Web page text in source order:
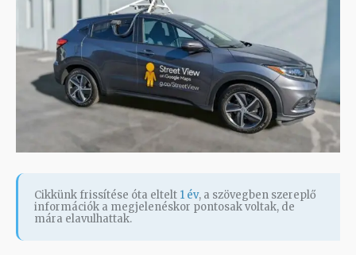
Cikkünk frissítése óta eltelt 1 év, a szövegben szereplő
információk a megjelenéskor pontosak voltak, de
mára elavulhattak.